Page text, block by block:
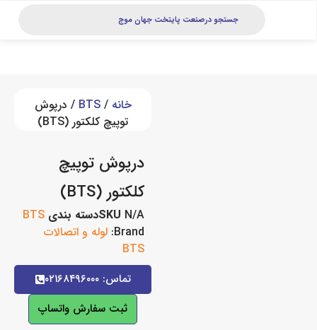
/ درپوش
توپیچ کلکتور (BTS)
درپوش توپیچ
دسته بندی BTS
لوله و اتصالات
ثبت سفارش واتساپ